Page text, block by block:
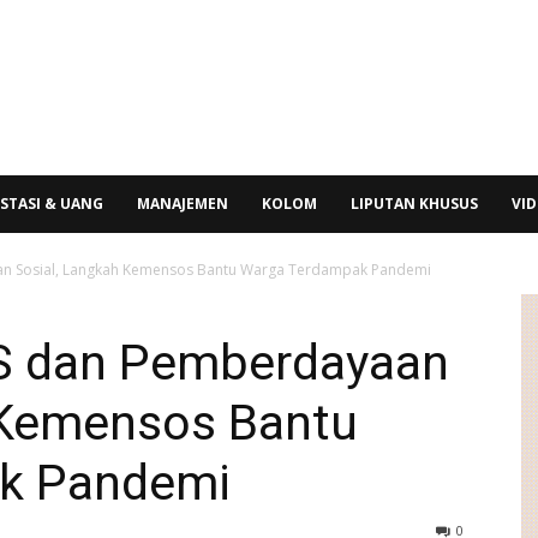
& UANG MANAJEMEN KOLOM LIPUTAN KHUSUS
Sosial, Langkah Kemensos Bantu Warga Terdampak Pandemi
dan Pemberdayaan
Bantu
Pandemi
0